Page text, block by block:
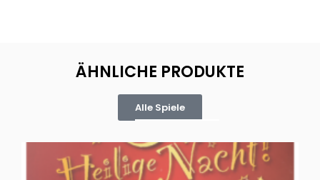
ÄHNLICHE PRODUKTE
Alle Spiele